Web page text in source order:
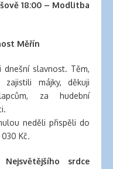
18:00 – Modlitba
Měřín
dnešní slavnost. Těm,
májky, děkuji
za hudební
neděli přispěli do
Kč.
srdce